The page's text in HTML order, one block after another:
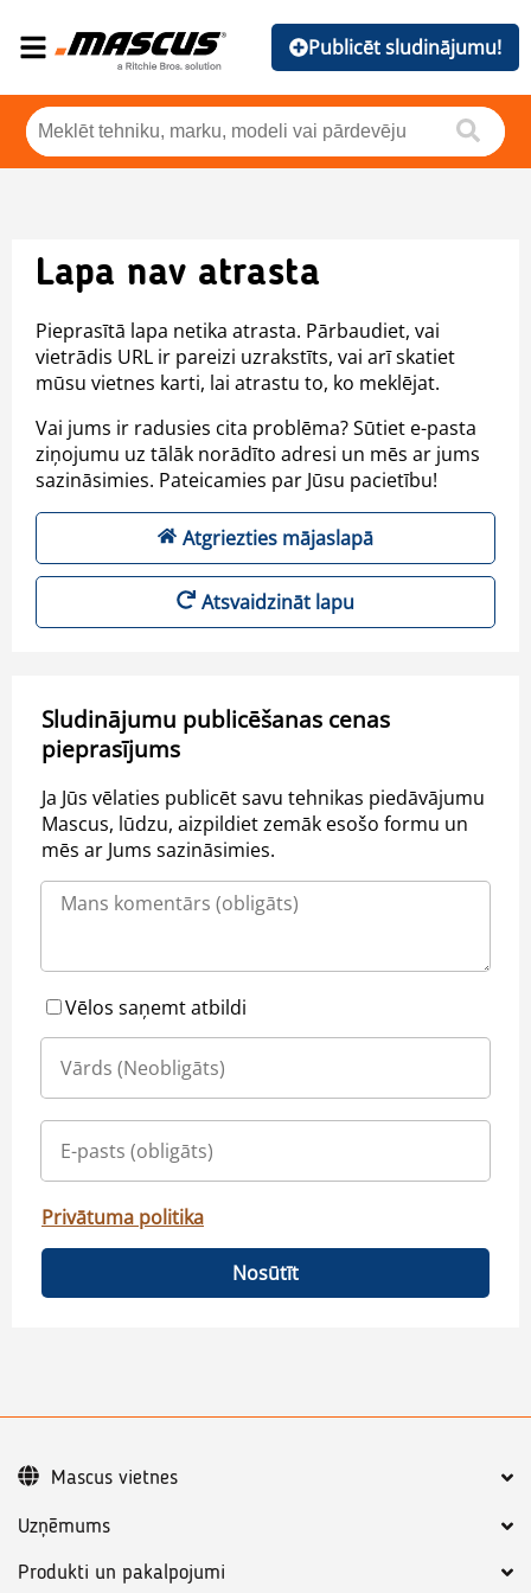
Publicēt sludinājumu!
Lapa nav atrasta
Pieprasītā lapa netika atrasta. Pārbaudiet, vai
vietrādis URL ir pareizi uzrakstīts, vai arī skatiet
mūsu vietnes karti, lai atrastu to, ko meklējat.
Vai jums ir radusies cita problēma? Sūtiet e-pasta
ziņojumu uz tālāk norādīto adresi un mēs ar jums
sazināsimies. Pateicamies par Jūsu pacietību!
Atgriezties mājaslapā
Atsvaidzināt lapu
Sludinājumu publicēšanas cenas
pieprasījums
Ja Jūs vēlaties publicēt savu tehnikas piedāvājumu
Mascus, lūdzu, aizpildiet zemāk esošo formu un
mēs ar Jums sazināsimies.
Vēlos saņemt atbildi
Privātuma politika
Nosūtīt
Uzņēmums
Produkti un pakalpojumi
Mascus vietnes